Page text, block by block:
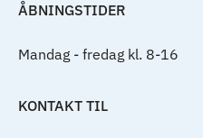
ÅBNINGSTIDER
Mandag - fredag kl. 8-16
KONTAKT TIL